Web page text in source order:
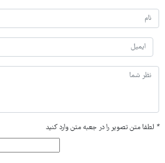
* لطفا متن تصویر را در جعبه متن وارد کنید